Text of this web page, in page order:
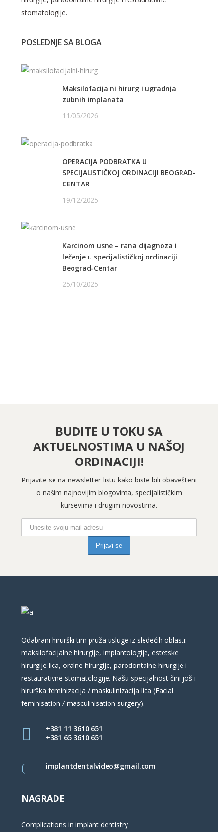
stomatologije.
POSLEDNJE SA BLOGA
Maksilofacijalni hirurg i ugradnja
zubnih implanata
11/05/2026
OPERACIJA PODBRATKA U
SPECIJALISTIČKOJ ORDINACIJI BEOGRAD-
CENTAR
19/12/2025
Karcinom usne – rana dijagnoza i
lečenje u specijalističkoj ordinaciji
Beograd-Centar
25/10/2025
BUDITE U TOKU SA
AKTUELNOSTIMA U NAŠOJ
ORDINACIJI!
Prijavite se na newsletter-listu kako biste bili obavešteni
o našim najnovijim blogovima, specijalističkim
kursevima i drugim novostima.
Odabrani hirurški tim pruža usluge iz sledećih oblasti:
maksilofacijalne hirurgije, implantologije, estetske
hirurgije lica, oralne hirurgije, parodontalne hirurgije i
restaurativne stomatologije. Našu specijalnost čini još i
hirurška feminizacija / maskulinizacija lica (Facial
feminisation / masculinisation surgery).
+381 11 3610 651
+381 65 3610 651
implantdentalvideo@gmail.com
NAGRADE
Complications in implant dentistry